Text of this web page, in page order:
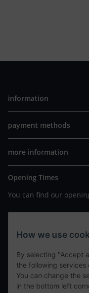
information
payment methods
more information
Opening Times
You can find our
https://
your personal site
contact details
tweet
How we use
By selecting "Accept
the following services
You can change the
in the bottom left